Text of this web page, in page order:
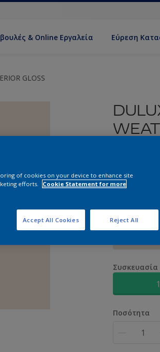
& Online Εργαλεία Εύρεση
GLOSS
Ριπολίνη
00YY
Συσκευασία
Ποσότητα
of cookies on your device to enhance site
efforts.
Cookie Statement for more
Reject All
Accept All Cookies